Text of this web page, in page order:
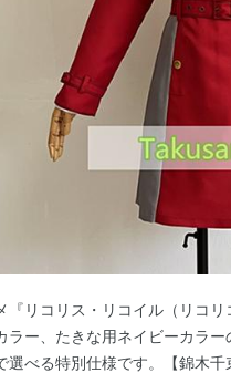
『リコリス・リコイル（リコ
ラー、たきな用ネイビーカラ
選べる特別仕様です。【錦木